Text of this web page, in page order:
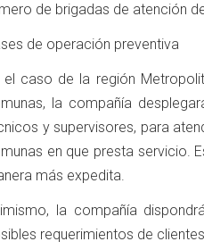
de brigadas de atención
de operación preventiva
el caso de la región
la compañía
y supervisores, para
en que presta servicio.
más expedita.
la compañía
requerimientos de